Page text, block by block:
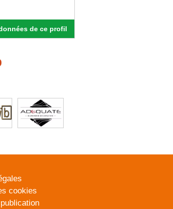
de ce profil
cookies